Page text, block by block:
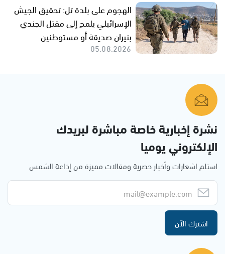
الهجوم على بلدة تل: تحقيق الجيش
الإسرائيلي يلمح إلى مقتل الجندي
بنيران صديقة أو مستوطنين
05.08.2026
نشرة إخبارية خاصة مباشرة لبريدك
الإلكتروني يوميا
استلم اشعارات وأخبار حصرية ومقالات مميزة من إذاعة الشمس
اشترك الآن